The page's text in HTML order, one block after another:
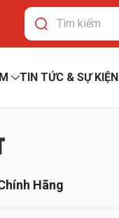
TIN TỨC & SỰ KIỆN
Hãng